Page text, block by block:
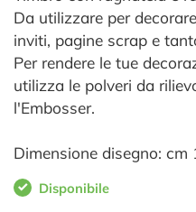
Da utilizzare per
inviti, pagine scrap e
Per rendere le tue
utilizza le polveri da
l'Embosser.
Dimensione disegno:
Disponibile